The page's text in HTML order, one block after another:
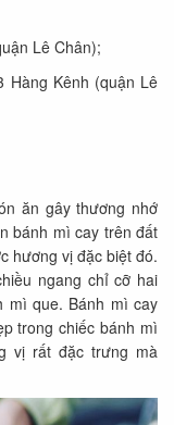
Lê Chân);
Hàng Kênh (quận Lê
ăn gây thương nhớ
bánh mì cay trên đất
hương vị đặc biệt đó.
ngang chỉ cỡ hai
mì que. Bánh mì cay
trong chiếc bánh mì
vị rất đặc trưng mà